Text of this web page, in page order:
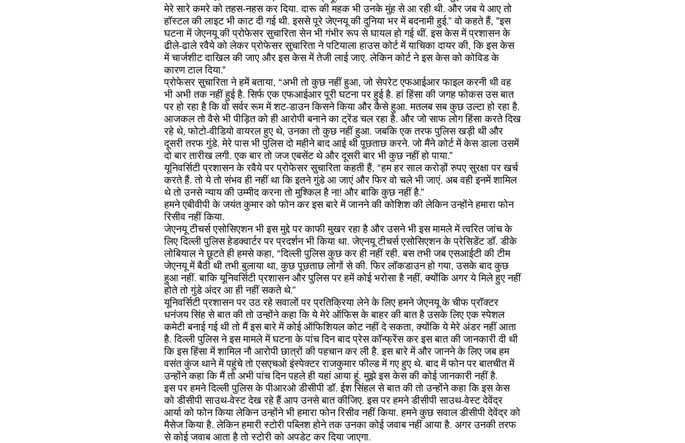
मेरे सारे कमरे को तहस-नहस कर दिया. दारू की महक भी उनके मुंह से आ रही थी. और जब ये आए तो
हॉस्टल की लाइट भी काट दी गई थी. इससे पूरे जेएनयू की दुनिया भर में बदनामी हुई.” वो कहते हैं, "इस
घटना में जेएनयू की प्रोफेसर सुचारिता सेन भी गंभीर रूप से घायल हो गई थीं. इस केस में प्रशासन के
ढीले-ढाले रवैये को लेकर प्रोफेसर सुचारिता ने पटियाला हाउस कोर्ट में याचिका दायर की, कि इस केस
में चार्जशीट दाखिल की जाए और इस केस में तेजी लाई जाए. लेकिन कोर्ट ने इस केस को कोविड के
कारण टाल दिया."
प्रोफेसर सुचारिता ने हमें बताया, “अभी तो कुछ नहीं हुआ, जो सेपरेट एफआईआर फाइल करनी थी वह
भी अभी तक नहीं हुई है. सिर्फ एक एफआईआर पूरी घटना पर हुई है. हां हिंसा की जगह फोकस उस बात
पर हो रहा है कि वो सर्वर रूम में शट-डाउन किसने किया और कैसे हुआ. मतलब सब कुछ उल्टा हो रहा है.
आजकल तो वैसे भी पीड़ित को ही आरोपी बनाने का ट्रेंड चल रहा है. और जो साफ लोग हिंसा करते दिख
रहे थे, फोटो-वीडियो वायरल हुए थे, उनका तो कुछ नहीं हुआ. जबकि एक तरफ पुलिस खड़ी थी और
दूसरी तरफ गुंडे. मेरे पास भी पुलिस दो महीने बाद आई थी पूछताछ करने. जो मैंने कोर्ट में केस डाला उसमें
दो बार तारीख लगी. एक बार तो जज एबसेंट थे और दूसरी बार भी कुछ नहीं हो पाया.”
यूनिवर्सिटी प्रशासन के रवैये पर प्रोफेसर सुचारिता कहती हैं, “हम हर साल करोड़ों रुपए सुरक्षा पर खर्च
करते हैं. तो ये तो संभव ही नहीं था कि इतने गुंडे आ जाएं और फिर वो चले भी जाएं. अब वही इनमें शामिल
थे तो उनसे न्याय की उम्मीद करना तो मुश्किल है ना! और बाकि कुछ नहीं है.”
हमने एबीवीपी के जयंत कुमार को फोन कर इस बारे में जानने की कोशिश की लेकिन उन्होंने हमारा फोन
रिसीव नहीं किया.
जेएनयू टीचर्स एसोसिएशन भी इस मुद्दे पर काफी मुखर रहा है और उसने भी इस मामले में त्वरित जांच के
लिए दिल्ली पुलिस हेडक्वार्टर पर प्रदर्शन भी किया था. जेएनयू टीचर्स एसोसिएशन के प्रेसिडेंट डॉ. डीके
लोबियाल ने छूटते ही हमसे कहा, “दिल्ली पुलिस कुछ कर ही नहीं रही. बस तभी जब एसआईटी की टीम
जेएनयू में बैठी थी तभी बुलाया था, कुछ पूछताछ लोगों से की. फिर लॉकडाउन हो गया, उसके बाद कुछ
हुआ नहीं. बाकि यूनिवर्सिटी प्रशासन और पुलिस पर हमें कोई भरोसा है नहीं, क्योंकि अगर ये मिले हुए नहीं
होते तो गुंडे अंदर आ ही नहीं सकते थे.”
यूनिवर्सिटी प्रशासन पर उठ रहे सवालों पर प्रतिक्रिया लेने के लिए हमने जेएनयू के चीफ प्रॉक्टर
धनंजय सिंह से बात की तो उन्होंने कहा कि ये मेरे ऑफिस के बाहर की बात है उसके लिए एक स्पेशल
कमेटी बनाई गई थी तो मैं इस बारे में कोई ऑफिशियल कोट नहीं दे सकता, क्योंकि ये मेरे अंडर नहीं आता
है. दिल्ली पुलिस ने इस मामले में घटना के पांच दिन बाद प्रेस कॉन्फ्रेंस कर इस बात की जानकारी दी थी
कि इस हिंसा में शामिल नौ आरोपी छात्रों की पहचान कर ली है. इस बारे में और जानने के लिए जब हम
वसंत कुंज थाने में पहुंचे तो एसएचओ इंस्पेक्टर राजकुमार फील्ड में गए हुए थे. बाद में फोन पर बातचीत में
उन्होंने कहा कि मैं तो अभी पांच दिन पहले ही यहां आया हूं. मुझे इस केस की कोई जानकारी नहीं है.
इस पर हमने दिल्ली पुलिस के पीआरओ डीसीपी डॉ. ईश सिंहल से बात की तो उन्होंने कहा कि इस केस
को डीसीपी साउथ-वेस्ट देख रहे हैं आप उनसे बात कीजिए. इस पर हमने डीसीपी साउथ-वेस्ट देवेंद्र
आर्या को फोन किया लेकिन उन्होंने भी हमारा फोन रिसीव नहीं किया. हमने कुछ सवाल डीसीपी देवेंद्र को
मैसेज किया है. लेकिन हमारी स्टोरी पब्लिश होने तक उनका कोई जवाब नहीं आया है. अगर उनकी तरफ
से कोई जवाब आता है तो स्टोरी को अपडेट कर दिया जाएगा.